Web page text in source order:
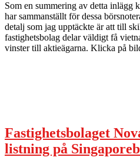
Som en summering av detta inlägg
har sammanställt för dessa
detalj som jag upptäckte är att till
fastighetsbolag delar väldigt få
vinster till aktieägarna. Klicka på
Fastighetsbolaget
listning på